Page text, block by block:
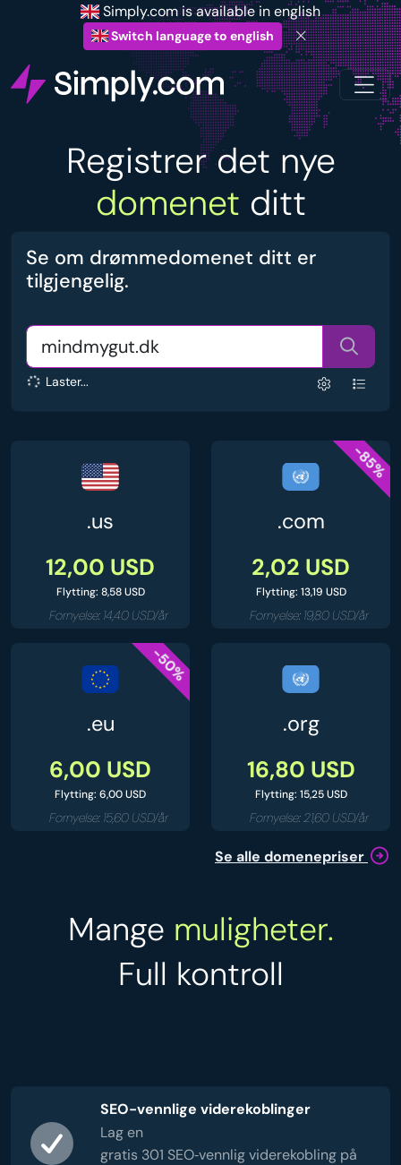
Simply.com is available in english
Switch language to english
Registrer det nye
domenet ditt
Se om drømmedomenet ditt er
tilgjengelig.
Laster...
.us
12,00 USD
Flytting: 8,58 USD
Fornyelse: 14,40 USD/år
-85%
.com
2,02 USD
Flytting: 13,19 USD
Fornyelse: 19,80 USD/år
-50%
.eu
6,00 USD
Flytting: 6,00 USD
Fornyelse: 15,60 USD/år
.org
16,80 USD
Flytting: 15,25 USD
Fornyelse: 21,60 USD/år
Se alle domenepriser
Mange muligheter.
Full kontroll
SEO-vennlige viderekoblinger
Lag en
gratis 301 SEO‑vennlig viderekobling på